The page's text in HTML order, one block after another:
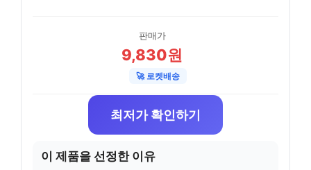
판매가
9,830원
🚀 로켓배송
최저가 확인하기
이 제품을 선정한 이유